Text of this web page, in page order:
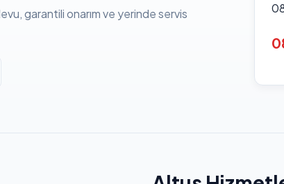
garantili onarım ve yerinde servis